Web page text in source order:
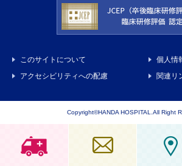
このサイトについて
個人情
アクセシビリティへの配慮
関連リ
Copyright©HANDA HOSPITAL.All Right